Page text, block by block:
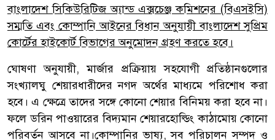
বাংলাদেশ সিকিউরিটিজ অ্যান্ড এক্সচেঞ্জ কমিশনের (বিএসইসি)
সম্মতি এবং কোম্পানি আইনের বিধান অনুযায়ী বাংলাদেশ সুপ্রিম
কোর্টের হাইকোর্ট বিভাগের অনুমোদন গ্রহণ করতে হবে।
ঘোষণা অনুযায়ী, মার্জার প্রক্রিয়ায় সহযোগী প্রতিষ্ঠানগুলোর
সংখ্যালঘু শেয়ারধারীদের নগদ অর্থের মাধ্যমে পরিশোধ করা
হবে। এ ক্ষেত্রে তাদের সঙ্গে কোনো শেয়ার বিনিময় করা হবে না।
ফলে ডরিন পাওয়ারের বিদ্যমান শেয়ারহোল্ডিং কাঠামোয় কোনো
পরিবর্তন আসবে না।কোম্পানির ভাষ্য, সব পরিচালন সম্পদ ও